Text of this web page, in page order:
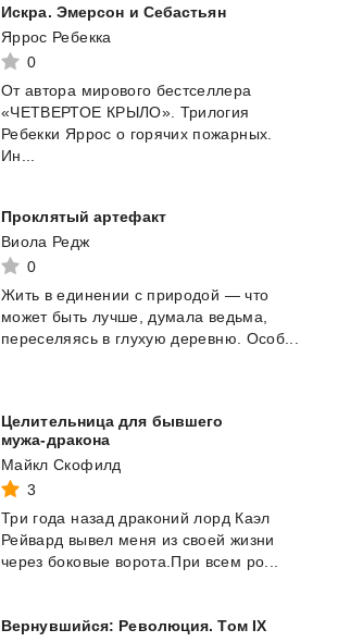
Искра. Эмерсон и Себастьян
Яррос Ребекка
0
От автора мирового бестселлера
«ЧЕТВЕРТОЕ КРЫЛО». Трилогия
Ребекки Яррос о горячих пожарных.
Ин...
Проклятый артефакт
Виола Редж
0
Жить в единении с природой — что
может быть лучше, думала ведьма,
переселяясь в глухую деревню. Особ...
Целительница для бывшего
мужа-дракона
Майкл Скофилд
3
Три года назад драконий лорд Каэл
Рейвард вывел меня из своей жизни
через боковые ворота.При всем ро...
Вернувшийся: Революция. Том IX